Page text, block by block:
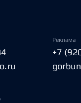
Реклама
+7